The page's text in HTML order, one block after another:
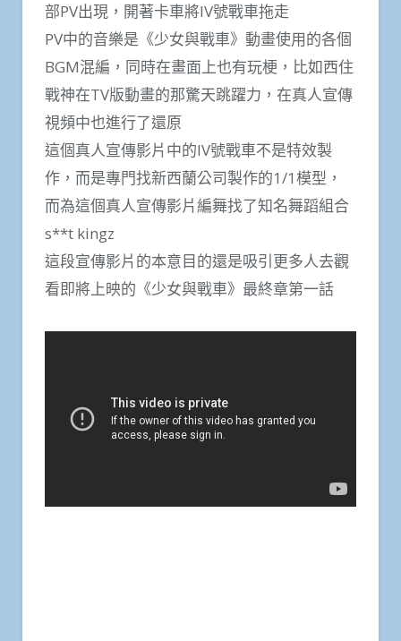
部PV出現，開著卡車將IV號戰車拖走
PV中的音樂是《少女與戰車》動畫使用的各個
BGM混編，同時在畫面上也有玩梗，比如西住
戰神在TV版動畫的那驚天跳躍力，在真人宣傳
視頻中也進行了還原
這個真人宣傳影片中的IV號戰車不是特效製
作，而是專門找新西蘭公司製作的1/1模型，
而為這個真人宣傳影片編舞找了知名舞蹈組合
s**t kingz
這段宣傳影片的本意目的還是吸引更多人去觀
看即將上映的《少女與戰車》最終章第一話